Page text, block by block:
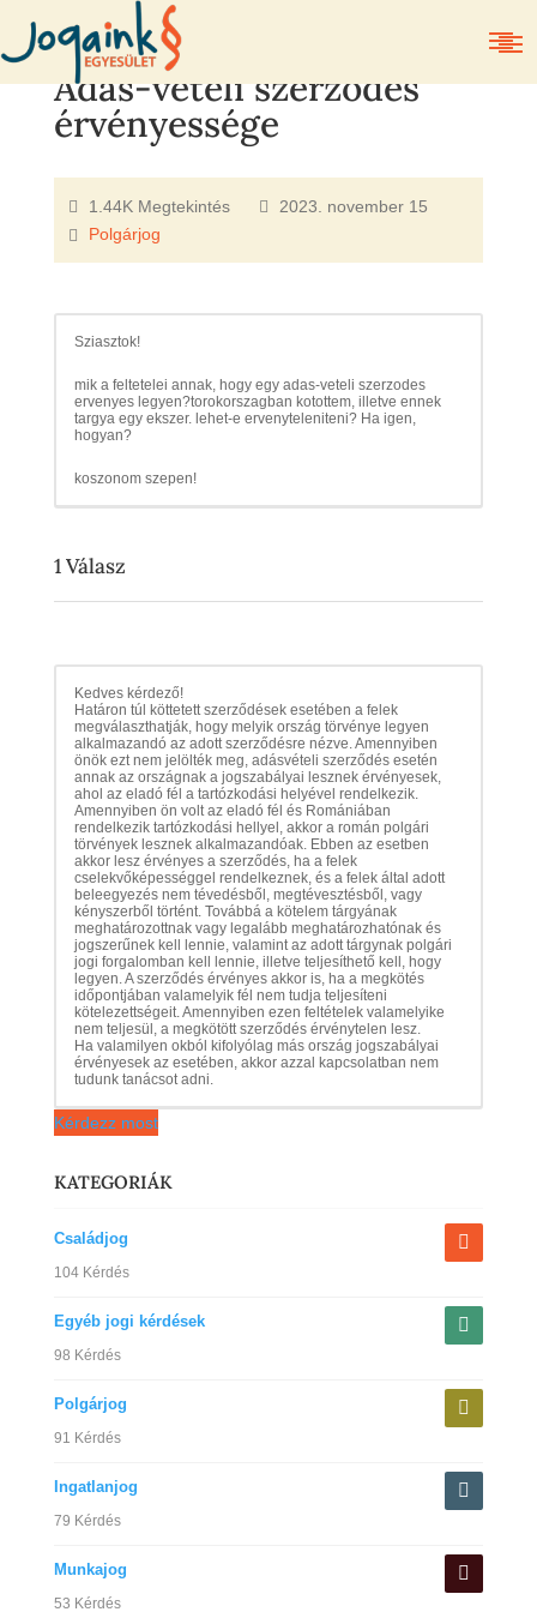
Adás-vételi szerződés
érvényessége
1.44K Megtekintés
2023. november 15
Polgárjog
Sziasztok!
mik a feltetelei annak, hogy egy adas-veteli szerzodes
ervenyes legyen?torokorszagban kotottem, illetve ennek
targya egy ekszer. lehet-e ervenyteleniteni? Ha igen,
hogyan?
koszonom szepen!
1Válasz
Kedves kérdező!
Határon túl köttetett szerződések esetében a felek
megválaszthatják, hogy melyik ország törvénye legyen
alkalmazandó az adott szerződésre nézve. Amennyiben
önök ezt nem jelölték meg, adásvételi szerződés esetén
annak az országnak a jogszabályai lesznek érvényesek,
ahol az eladó fél a tartózkodási helyével rendelkezik.
Amennyiben ön volt az eladó fél és Romániában
rendelkezik tartózkodási hellyel, akkor a román polgári
törvények lesznek alkalmazandóak. Ebben az esetben
akkor lesz érvényes a szerződés, ha a felek
cselekvőképességgel rendelkeznek, és a felek által adott
beleegyezés nem tévedésből, megtévesztésből, vagy
kényszerből történt. Továbbá a kötelem tárgyának
meghatározottnak vagy legalább meghatározhatónak és
jogszerűnek kell lennie, valamint az adott tárgynak polgári
jogi forgalomban kell lennie, illetve teljesíthető kell, hogy
legyen. A szerződés érvényes akkor is, ha a megkötés
időpontjában valamelyik fél nem tudja teljesíteni
kötelezettségeit. Amennyiben ezen feltételek valamelyike
nem teljesül, a megkötött szerződés érvénytelen lesz.
Ha valamilyen okból kifolyólag más ország jogszabályai
érvényesek az esetében, akkor azzal kapcsolatban nem
tudunk tanácsot adni.
Kérdezz most
KATEGORIÁK
Családjog
104 Kérdés
Egyéb jogi kérdések
98 Kérdés
Polgárjog
91 Kérdés
Ingatlanjog
79 Kérdés
Munkajog
53 Kérdés